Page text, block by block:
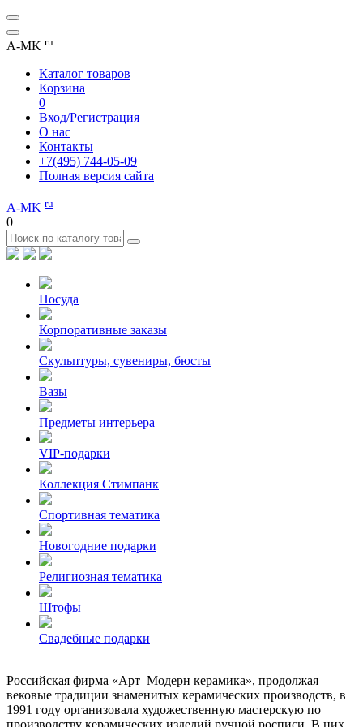
A-MK ru
Каталог товаров
Корзина
0
Вход/Регистрация
О нас
Контакты
+7(495) 744-05-09
Полная версия сайта
A-MK ru
0
Посуда
Корпоративные заказы
Скульптуры, сувениры, бюсты
Вазы
Предметы интерьера
VIP-подарки
Коллекция Стимпанк
Спортивная тематика
Новогодние подарки
Религиозная тематика
Штофы
Свадебные подарки
Российская фирма «Арт–Модерн керамика», продолжая
вековые традиции знаменитых керамических производств, в
1991 году организовала художественную мастерскую по
производству керамических изделий ручной росписи. В них